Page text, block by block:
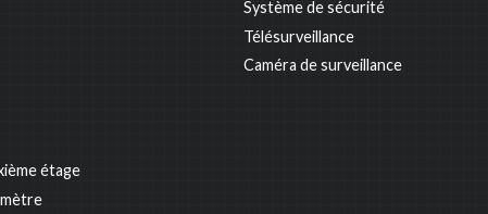
Système de sécurité
Télésurveillance
Caméra de surveillance
étage